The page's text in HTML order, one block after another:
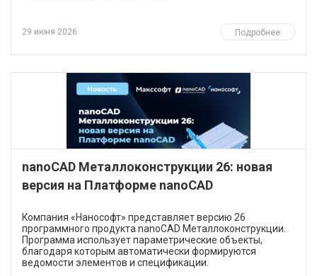
29 июня 2026 Подробнее
nanoCAD Металлоконструкции 26: новая
версия на Платформе nanoCAD
​Компания «Нанософт» представляет версию 26
программного продукта nanoCAD Металлоконструкции.
Программа использует параметрические объекты,
благодаря которым автоматически формируются
ведомости элементов и спецификации.